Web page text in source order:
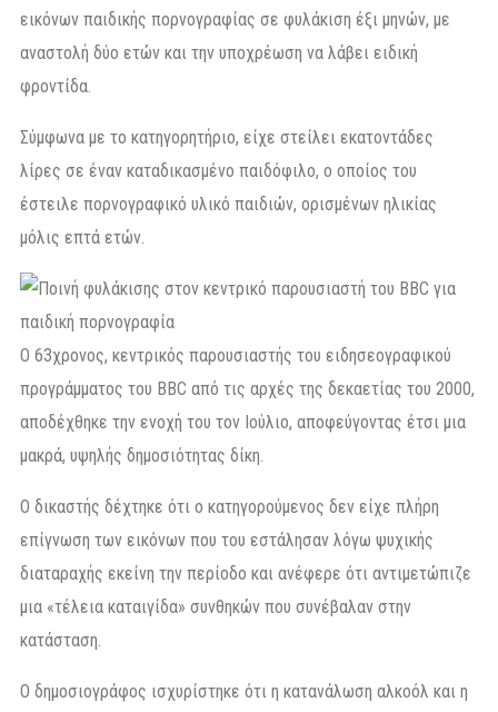
εικόνων παιδικής πορνογραφίας σε φυλάκιση έξι μηνών, με
αναστολή δύο ετών και την υποχρέωση να λάβει ειδική
φροντίδα.
Σύμφωνα με το κατηγορητήριο, είχε στείλει εκατοντάδες
λίρες σε έναν καταδικασμένο παιδόφιλο, ο οποίος του
έστειλε πορνογραφικό υλικό παιδιών, ορισμένων ηλικίας
μόλις επτά ετών.
Ο 63χρονος, κεντρικός παρουσιαστής του ειδησεογραφικού
προγράμματος του BBC από τις αρχές της δεκαετίας του 2000,
αποδέχθηκε την ενοχή του τον Ιούλιο, αποφεύγοντας έτσι μια
μακρά, υψηλής δημοσιότητας δίκη.
Ο δικαστής δέχτηκε ότι ο κατηγορούμενος δεν είχε πλήρη
επίγνωση των εικόνων που του εστάλησαν λόγω ψυχικής
διαταραχής εκείνη την περίοδο και ανέφερε ότι αντιμετώπιζε
μια «τέλεια καταιγίδα» συνθηκών που συνέβαλαν στην
κατάσταση.
Ο δημοσιογράφος ισχυρίστηκε ότι η κατανάλωση αλκοόλ και η